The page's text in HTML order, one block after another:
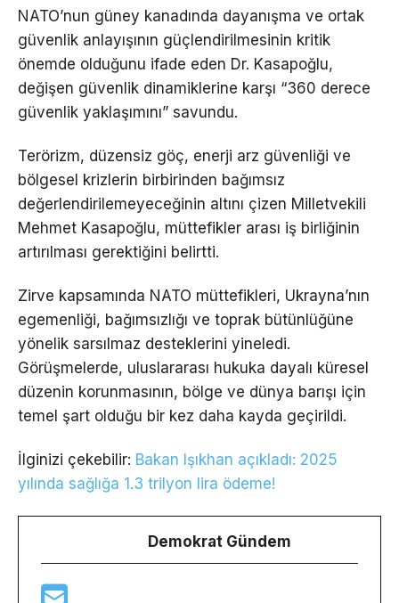
NATO’nun güney kanadında dayanışma ve ortak
güvenlik anlayışının güçlendirilmesinin kritik
önemde olduğunu ifade eden Dr. Kasapoğlu,
değişen güvenlik dinamiklerine karşı “360 derece
güvenlik yaklaşımını” savundu.
Terörizm, düzensiz göç, enerji arz güvenliği ve
bölgesel krizlerin birbirinden bağımsız
değerlendirilemeyeceğinin altını çizen Milletvekili
Mehmet Kasapoğlu, müttefikler arası iş birliğinin
artırılması gerektiğini belirtti.
Zirve kapsamında NATO müttefikleri, Ukrayna’nın
egemenliği, bağımsızlığı ve toprak bütünlüğüne
yönelik sarsılmaz desteklerini yineledi.
Görüşmelerde, uluslararası hukuka dayalı küresel
düzenin korunmasının, bölge ve dünya barışı için
temel şart olduğu bir kez daha kayda geçirildi.
İlginizi çekebilir: Bakan Işıkhan açıkladı: 2025
yılında sağlığa 1.3 trilyon lira ödeme!
Demokrat Gündem